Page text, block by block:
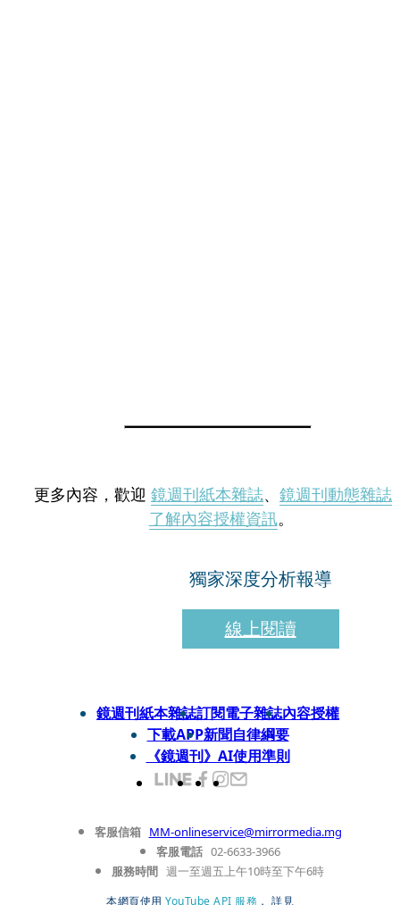
更多內容，歡迎 鏡週刊紙本雜誌、 鏡週刊動態雜誌
了解內容授權資訊。
獨家深度分析報導
線上閱讀
鏡週刊紙本雜誌訂閱電子雜誌內容授權
下載APP新聞自律綱要
《鏡週刊》AI使用準則
客服信箱 MM-onlineservice@mirrormedia.mg
客服電話 02-6633-3966
服務時間 週一至週五上午10時至下午6時
本網頁使用 YouTube API 服務 ， 詳見